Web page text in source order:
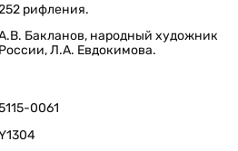
рифления.
Бакланов, народный художник
России, Л.А. Евдокимова.
0061